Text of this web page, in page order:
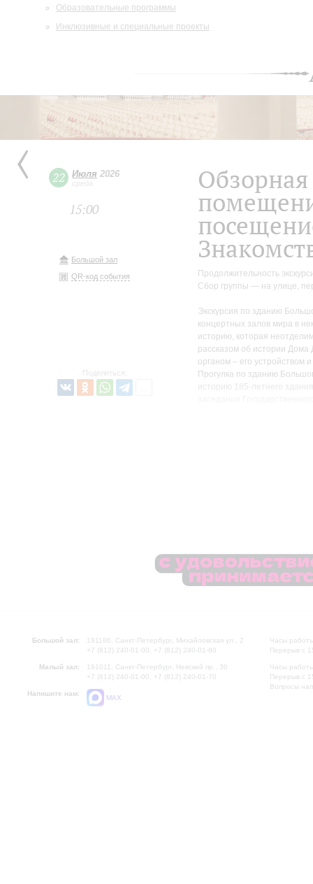
Образовательные программы
Инклюзивные и специальные проекты
22 Июля 2026
среда
15:00
Большой зал
QR-код события
Поделиться:
Продолжительность
Сбор группы — на улице,
Экскурсия по зданию
концертных залов мира в
историю, которая
рассказом об истории
органом – его устройством
Прогулка по зданию
историю 185-летнего
Большой зал:
191186, Санкт-Петербург, Михайловская ул., 2
+7 (812) 240-01-00, +7 (812) 240-01-80
Малый зал:
191011, Санкт-Петербург, Невский пр., 30
+7 (812) 240-01-00, +7 (812) 240-01-70
Напишите нам:
MAX
Часы
Перерыв с
Часы
Перерыв с
Вопросы